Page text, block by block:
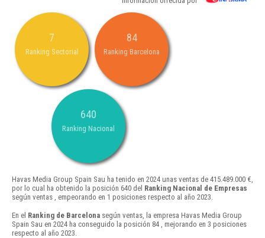
7
Ranking Sectorial
84
Ranking Barcelona
640
Ranking Nacional
Havas Media Group Spain Sau ha tenido en 2024 unas ventas de 415.489.000 €,
por lo cual ha obtenido la posición 640 del Ranking Nacional de Empresas
según ventas , empeorando en 1 posiciones respecto al año 2023.
En el Ranking de Barcelona según ventas, la empresa Havas Media Group
Spain Sau en 2024 ha conseguido la posición 84 , mejorando en 3 posiciones
respecto al año 2023.